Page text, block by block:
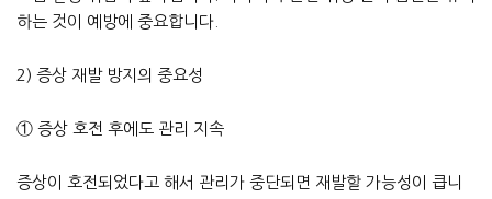
하는 것이 예방에 중요합니다.
2) 증상 재발 방지의 중요성
① 증상 호전 후에도 관리 지속
증상이 호전되었다고 해서 관리가 중단되면 재발할 가능성이 큽니